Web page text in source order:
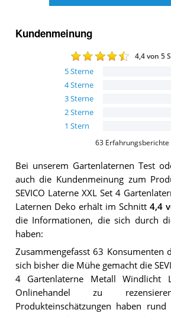
Kundenmeinung
4,4von 5
5Sterne
4Sterne
3Sterne
2Sterne
1 Stern
63 Erfahrungsberichte
Bei unserem Gartenlaternen Test
auch die Kundenmeinung zum
SEVICO Laterne XXL Set 4
Laternen Dekoerhält im Schnitt 4,4
die Informationen, die sich durch
haben:
Zusammengefasst 63 Konsumenten
sich bisher die Mühe gemacht die
4 Gartenlaterne Metall Windlicht
Onlinehandel zu
Produkteinschätzungen haben